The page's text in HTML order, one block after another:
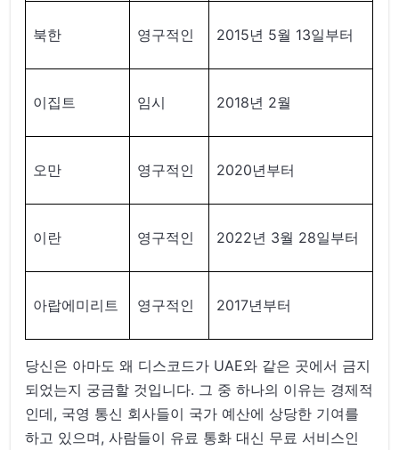
북한 영구적인 2015년 5월 13일부터
이집트 임시 2018년 2월
오만 영구적인 2020년부터
이란 영구적인 2022년 3월 28일부터
아랍에미리트 영구적인 2017년부터
당신은 아마도 왜 디스코드가 UAE와 같은 곳에서 금지
되었는지 궁금할 것입니다. 그 중 하나의 이유는 경제적
인데, 국영 통신 회사들이 국가 예산에 상당한 기여를
하고 있으며, 사람들이 유료 통화 대신 무료 서비스인